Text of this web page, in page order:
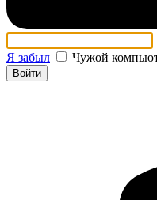
Я забыл Чужой
Войти